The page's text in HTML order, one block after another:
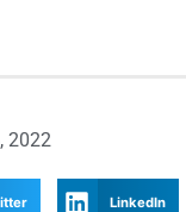
2022
LinkedIn